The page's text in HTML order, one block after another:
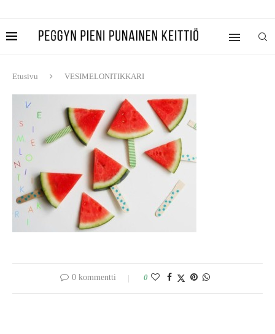
Etusivu VESIMELONITIKKARI
0 kommentti 0